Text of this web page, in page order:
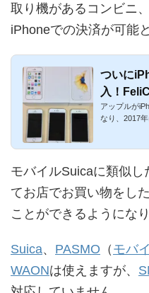
取り機があるコンビニ
iPhoneでの決済が可能
ついに
入！
年10月
アップルが
なり、2017
モバイルSuicaに類似
てお店でお買い物をし
ことができるようになり
Suica、 PASMO （ モバ
WAONは使えますが、